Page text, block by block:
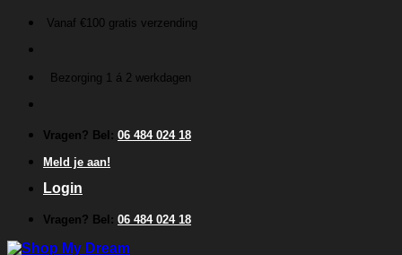
inhoud
Vanaf €100 gratis verzending
Bezorging 1 á 2 werkdagen
Vragen? Bel: 06 484 024 18
Meld je aan!
Login
Vragen? Bel: 06 484 024 18